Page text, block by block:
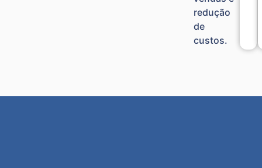
redução
de
custos.